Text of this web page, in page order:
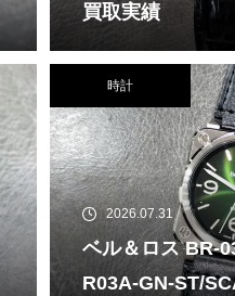
買取実績
時計
2026.07.31
ベル＆ロス BR-
R03A-GN-ST/